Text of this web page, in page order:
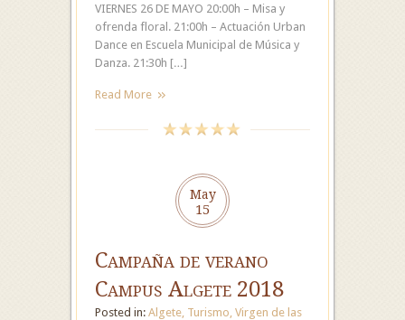
VIERNES 26 DE MAYO 20:00h – Misa y
ofrenda floral. 21:00h – Actuación Urban
Dance en Escuela Municipal de Música y
Danza. 21:30h […]
Read More
May
15
Campaña de verano
Campus Algete 2018
Posted in: Algete, Turismo, Virgen de las